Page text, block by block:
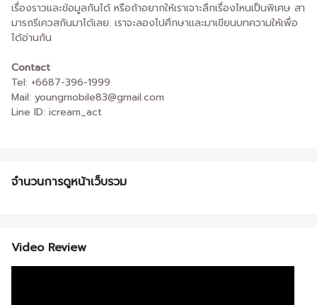
เรื่องราวและข้อมูลกันได้ หรือถ้าอยากให้เราเจาะลึกเรื่องไหนเป็นพิเศษ สา
มารถรีเควสกันมาได้เลย. เราจะลองไปศึกษาและมาเขียนบทความให้เพื่อ
ได้อ่านกัน
Contact
Tel: +6687-396-1999
Mail: youngmobile83@gmail.com
Line ID: icream_act
จำนวนการดูหน้าเว็บรวม
Video Review